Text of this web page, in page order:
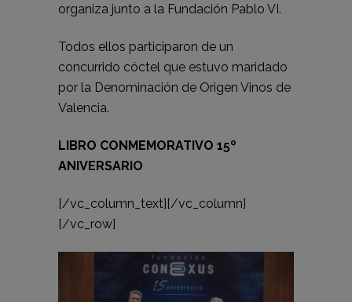
organiza junto a la Fundación Pablo VI.
Todos ellos participaron de un
concurrido cóctel que estuvo maridado
por la Denominación de Origen Vinos de
Valencia.
LIBRO CONMEMORATIVO 15º
ANIVERSARIO
[/vc_column_text][/vc_column]
[/vc_row]